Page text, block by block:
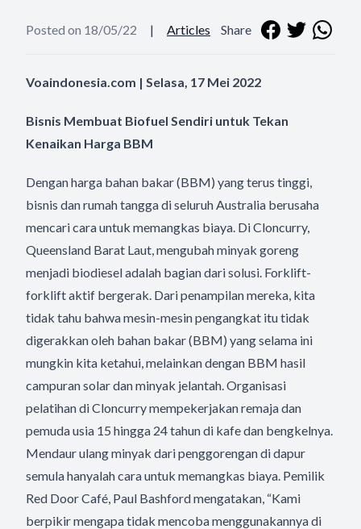
Posted on 18/05/22 | Articles Share
Voaindonesia.com | Selasa, 17 Mei 2022
Bisnis Membuat Biofuel Sendiri untuk Tekan
Kenaikan Harga BBM
Dengan harga bahan bakar (BBM) yang terus tinggi,
bisnis dan rumah tangga di seluruh Australia berusaha
mencari cara untuk memangkas biaya. Di Cloncurry,
Queensland Barat Laut, mengubah minyak goreng
menjadi biodiesel adalah bagian dari solusi. Forklift-
forklift aktif bergerak. Dari penampilan mereka, kita
tidak tahu bahwa mesin-mesin pengangkat itu tidak
digerakkan oleh bahan bakar (BBM) yang selama ini
mungkin kita ketahui, melainkan dengan BBM hasil
campuran solar dan minyak jelantah. Organisasi
pelatihan di Cloncurry mempekerjakan remaja dan
pemuda usia 15 hingga 24 tahun di kafe dan bengkelnya.
Mendaur ulang minyak dari penggorengan di dapur
semula hanyalah cara untuk memangkas biaya. Pemilik
Red Door Café, Paul Bashford mengatakan, “Kami
berpikir mengapa tidak mencoba menggunakannya di